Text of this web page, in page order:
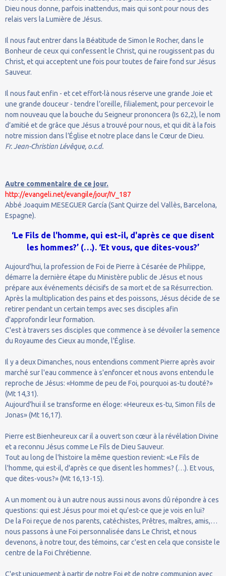
Dieu nous donne, parfois inattendus, mais qui sont pour nous des
relais vers la Lumière de Jésus.
Il nous faut entrer dans la Béatitude de Simon le Rocher, dans le
Bonheur de ceux qui confessent le Christ, qui ne rougissent pas du
Christ, et qui acceptent une fois pour toutes de faire fond sur Jésus
Sauveur.
Il nous faut enfin - et cet effort-là nous réserve une grande Joie et
une grande douceur - tendre l’oreille, filialement, pour percevoir le
nom nouveau que la bouche du Seigneur prononcera (Is 62,2), le nom
d’amitié et de grâce que Jésus a trouvé pour nous, et qui dit à la fois
notre mission dans l’Église et notre place dans le Cœur de Dieu.
Fr. Jean-Christian Lévêque, o.c.d.
Autre commentaire de ce jour.
http://evangeli.net/evangile/jour/IV_187
Abbé Joaquim MESEGUER García (Sant Quirze del Vallès, Barcelona,
Espagne).
‘Le Fils de l'homme, qui est-il, d'après ce que disent
les hommes?’ (…). ‘Et vous, que dites-vous?’
Aujourd'hui, la profession de Foi de Pierre à Césarée de Philippe,
démarre la dernière étape du Ministère public de Jésus et nous
prépare aux événements décisifs de sa mort et de sa Résurrection.
Après la multiplication des pains et des poissons, Jésus décide de se
retirer pendant un certain temps avec ses disciples afin
d'approfondir leur formation.
C'est à travers ses disciples que commence à se dévoiler la semence
du Royaume des Cieux au monde, l'Église.
Il y a deux Dimanches, nous entendions comment Pierre après avoir
marché sur l'eau commence à s'enfoncer et nous avons entendu le
reproche de Jésus: «Homme de peu de Foi, pourquoi as-tu douté?»
(Mt 14,31).
Aujourd'hui il se transforme en éloge: «Heureux es-tu, Simon fils de
Jonas» (Mt 16,17).
Pierre est Bienheureux car il a ouvert son cœur à la révélation Divine
et a reconnu Jésus comme Le Fils de Dieu Sauveur.
Tout au long de l'histoire la même question revient: «Le Fils de
l'homme, qui est-il, d'après ce que disent les hommes? (…). Et vous,
que dites-vous?» (Mt 16,13-15).
A un moment ou à un autre nous aussi nous avons dû répondre à ces
questions: qui est Jésus pour moi et qu'est-ce que je vois en lui?
De la Foi reçue de nos parents, catéchistes, Prêtres, maîtres, amis,…
nous passons à une Foi personnalisée dans Le Christ, et nous
devenons, à notre tour, des témoins, car c'est en cela que consiste le
centre de la Foi Chrétienne.
C'est uniquement à partir de notre Foi et de notre communion avec